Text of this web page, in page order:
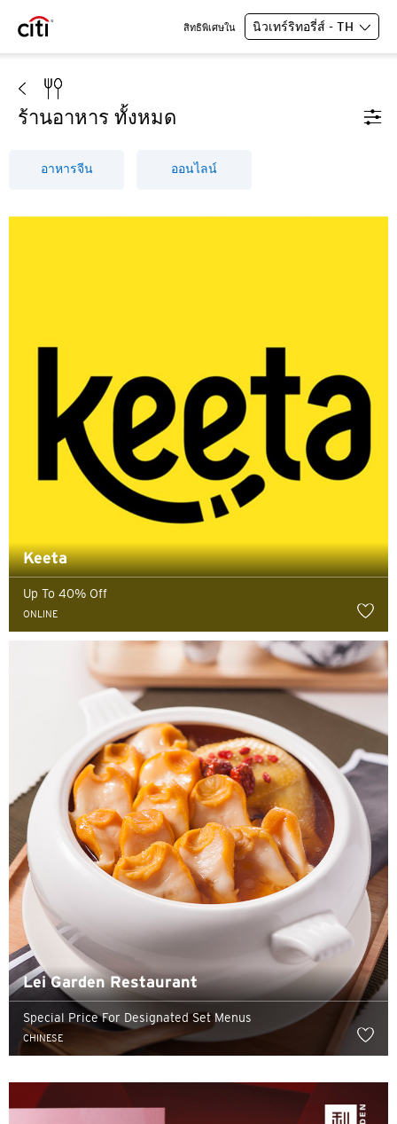
สิทธิพิเศษใน นิวเทร์ริทอรี่ส์ - TH
ร้านอาหาร ทั้งหมด
อาหารจีน ออนไลน์
Keeta
Up To 40% Off
ONLINE
Lei Garden Restaurant
Special Price For Designated Set Menus
CHINESE